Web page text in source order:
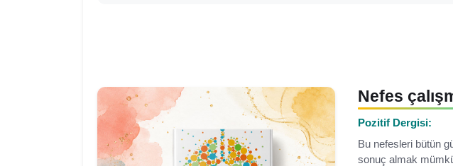
Nefes
Pozitif Dergisi:
Bu nefesleri bütün
sonuç almak